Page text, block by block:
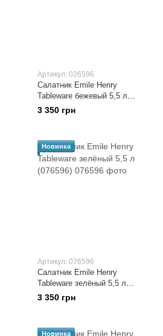
Артикул: 026596
Салатник Emile Henry
Tableware бежевый 5,5 л
(026596)
3 350 грн
Новинка
Артикул: 076596
Салатник Emile Henry
Tableware зелёный 5,5 л
(076596)
3 350 грн
Новинка